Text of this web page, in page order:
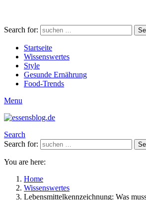
Search for:
Startseite
Wissenswertes
Style
Gesunde Ernährung
Food-Trends
Menu
Search
Search for:
You are here:
Home
Wissenswertes
Lebensmittelkennzeichnung: Was